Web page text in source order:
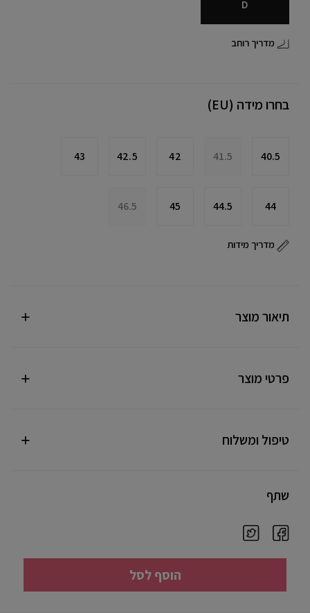
D
מדריך רוחב
בחרו מידה (EU)
40.5
41.5
42
42.5
43
44
44.5
45
46.5
מדריך מידות
תיאור מוצר
פרטי מוצר
טיפול ומשלוח
שתף
הוסף לסל